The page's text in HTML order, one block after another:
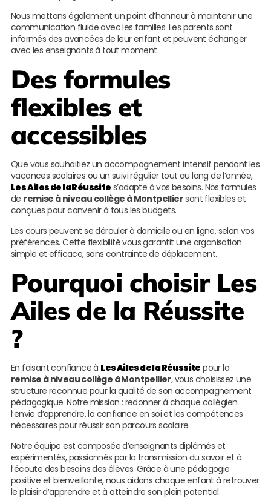
Nous mettons également un point d’honneur à maintenir une
communication fluide avec les familles. Les parents sont
informés des avancées de leur enfant et peuvent échanger
avec les enseignants à tout moment.
Des formules
flexibles et
accessibles
Que vous souhaitiez un accompagnement intensif pendant les
vacances scolaires ou un suivi régulier tout au long de l’année,
Les Ailes de la Réussite s’adapte à vos besoins. Nos formules
de remise à niveau collège à Montpelliersont flexibles et
conçues pour convenir à tous les budgets.
Les cours peuvent se dérouler à domicile ou en ligne, selon vos
préférences. Cette flexibilité vous garantit une organisation
simple et efficace, sans contrainte de déplacement.
Pourquoi choisir Les
Ailes de la Réussite
?
En faisant confiance à Les Ailes de la Réussite pour la
remise à niveau collège à Montpellier, vous choisissez une
structure reconnue pour la qualité de son accompagnement
pédagogique. Notre mission : redonner à chaque collégien
l’envie d’apprendre, la confiance en soi et les compétences
nécessaires pour réussir son parcours scolaire.
Notre équipe est composée d’enseignants diplômés et
expérimentés, passionnés par la transmission du savoir et à
l’écoute des besoins des élèves. Grâce à une pédagogie
positive et bienveillante, nous aidons chaque enfant à retrouver
le plaisir d’apprendre et à atteindre son plein potentiel.